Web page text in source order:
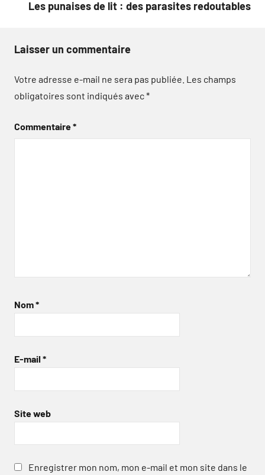
Les punaises de lit : des parasites redoutables
Laisser un commentaire
Votre adresse e-mail ne sera pas publiée. Les champs
obligatoires sont indiqués avec*
Commentaire*
Nom*
E-mail *
Site web
Enregistrer mon nom, mon e-mail et mon site dans le